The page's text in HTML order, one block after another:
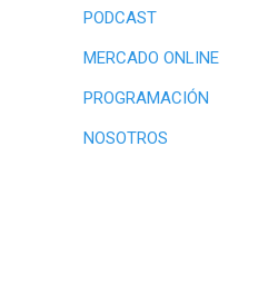
PODCAST
MERCADO ONLINE
PROGRAMACIÓN
NOSOTROS